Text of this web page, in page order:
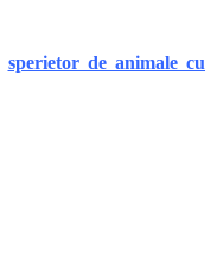
sperietor de animale cu